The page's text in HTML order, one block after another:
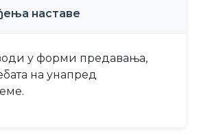
наставе
у форми предавања,
на унапред